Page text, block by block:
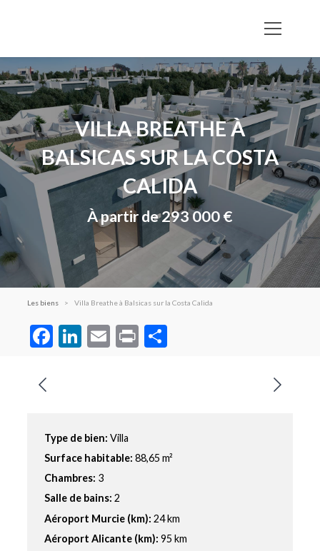
VILLA BREATHE À
BALSICAS SUR LA COSTA
CALIDA
À partir de 293 000 €
Les biens Villa Breathe à Balsicas sur la Costa Calida
Facebook
LinkedIn
Email
Print
Type de bien: Villa
Surface habitable: 88,65 m²
Chambres: 3
Salle de bains: 2
Aéroport Murcie (km): 24 km
Aéroport Alicante (km): 95 km